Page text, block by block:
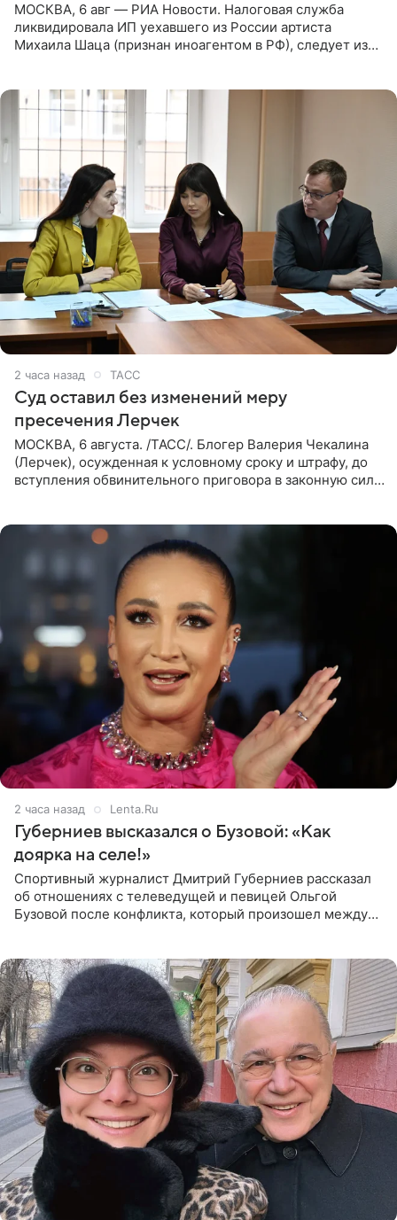
МОСКВА, 6 авг — РИА Новости. Налоговая служба
ликвидировала ИП уехавшего из России артиста
Михаила Шаца (признан иноагентом в РФ), следует из
2 часа назад ТАСС
Суд оставил без изменений меру
пресечения Лерчек
МОСКВА, 6 августа. /ТАСС/. Блогер Валерия Чекалина
(Лерчек), осужденная к условному сроку и штрафу, до
вступления обвинительного приговора в законную силу
2 часа назад Lenta.Ru
Губерниев высказался о Бузовой: «Как
доярка на селе!»
Спортивный журналист Дмитрий Губерниев рассказал
об отношениях с телеведущей и певицей Ольгой
Бузовой после конфликта, который произошел между